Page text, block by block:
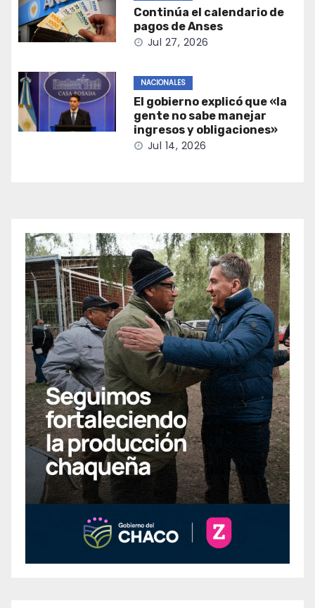
Continúa el calendario de
pagos de Anses
Jul 27, 2026
NACIONALES
El gobierno explicó que «la
gente no sabe manejar
ingresos y obligaciones»
Jul 14, 2026